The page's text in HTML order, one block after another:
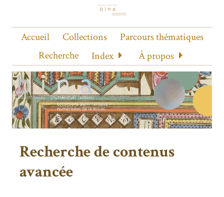
Accueil Collections
Parcours thématiques
Recherche
Index À propos
Recherche de contenus
avancée